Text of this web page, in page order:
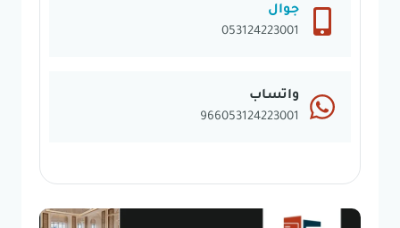
جوال
053124223001
واتساب
966053124223001